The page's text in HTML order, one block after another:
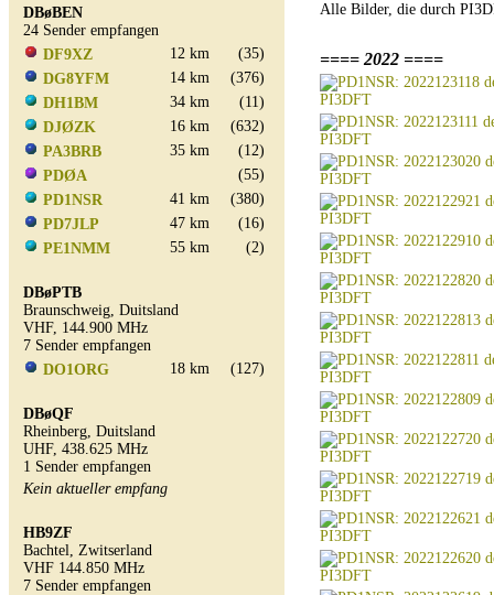
DBøBEN
24 Sender empfangen
DF9XZ
12 km
(35)
DG8YFM
14 km
(376)
DH1BM
34 km
(11)
DJØZK
16 km
(632)
PA3BRB
35 km
(12)
PDØA
(55)
PD1NSR
41 km
(380)
PD7JLP
47 km
(16)
PE1NMM
55 km (2)
DBøPTB
Braunschweig, Duitsland
VHF, 144.900 MHz
7 Sender empfangen
DO1ORG
18 km (127)
DBøQF
Rheinberg, Duitsland
UHF, 438.625 MHz
1 Sender empfangen
Kein aktueller empfang
HB9ZF
Bachtel, Zwitserland
VHF 144.850 MHz
7 Sender empfangen
Alle Bilder, die durch
==== 2022 ====